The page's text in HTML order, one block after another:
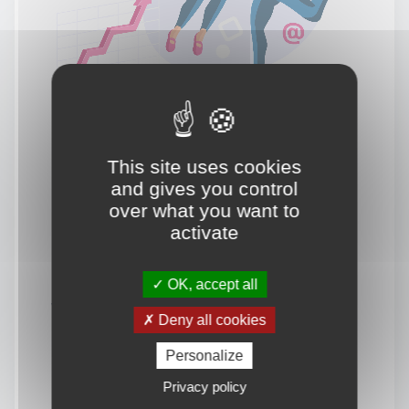
Vous souhaitez en savoir
davantage.
Découvrez dès maintenant l'agence web
This site uses cookies
and gives you control
over what you want to
activate
OK, accept all
Deny all cookies
Personalize
Privacy policy